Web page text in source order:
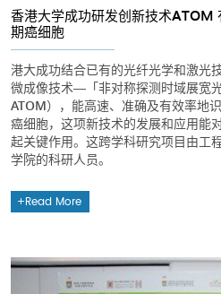
香港大学成功研发创新技术ATOM
期癌细胞
港大成功结合已有的光纤光学和激光
微成像技术―「非对称探测时域展宽
ATOM），能高速、准确及有效率地
癌细胞，这项新技术的发展和应用能
起关键作用。这跨学科研究项目由工
学院的科研人员。
Read More